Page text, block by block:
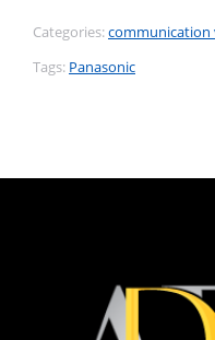
Categories:communication
Tags: Panasonic